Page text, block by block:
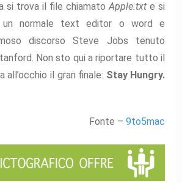
si trova il file chiamatoApple.txt e si
un normale text editor o word e
discorso Steve Jobs tenuto
Non sto qui a riportare tutto il
all’occhio il gran finale: Stay Hungry.
Fonte –9to5mac